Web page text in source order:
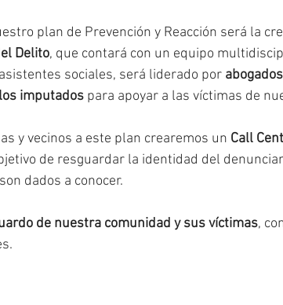
plan de Prevención y Reacción será la
Delito, que contará con un equipo
sociales, será liderado por
imputados para apoyar a las víctimas de
y vecinos a este plan crearemos un Call
de resguardar la identidad del
dados a conocer.
de nuestra comunidad y sus víctimas,